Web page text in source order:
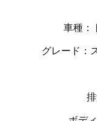
車種
グレード：